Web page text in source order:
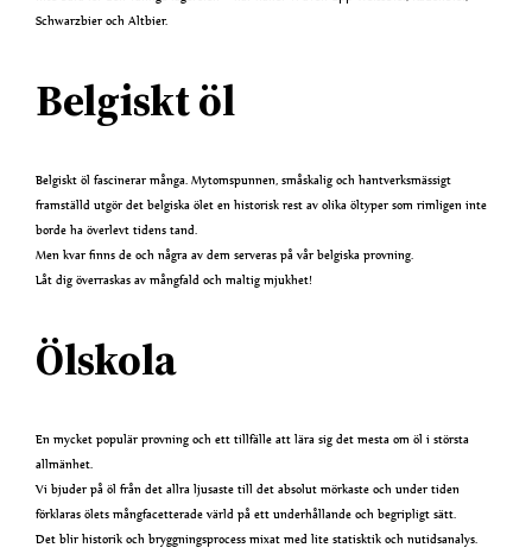
Schwarzbier och Altbier.
Belgiskt öl
Belgiskt öl fascinerar många. Mytomspunnen, småskalig och hantverksmässigt
framställd utgör det belgiska ölet en historisk rest av olika öltyper som rimligen inte
borde ha överlevt tidens tand.
Men kvar finns de och några av dem serveras på vår belgiska provning.
Låt dig överraskas av mångfald och maltig mjukhet!
Ölskola
En mycket populär provning och ett tillfälle att lära sig det mesta om öl i största
allmänhet.
Vi bjuder på öl från det allra ljusaste till det absolut mörkaste och under tiden
förklaras ölets mångfacetterade värld på ett underhållande och begripligt sätt.
Det blir historik och bryggningsprocess mixat med lite statisktik och nutidsanalys.